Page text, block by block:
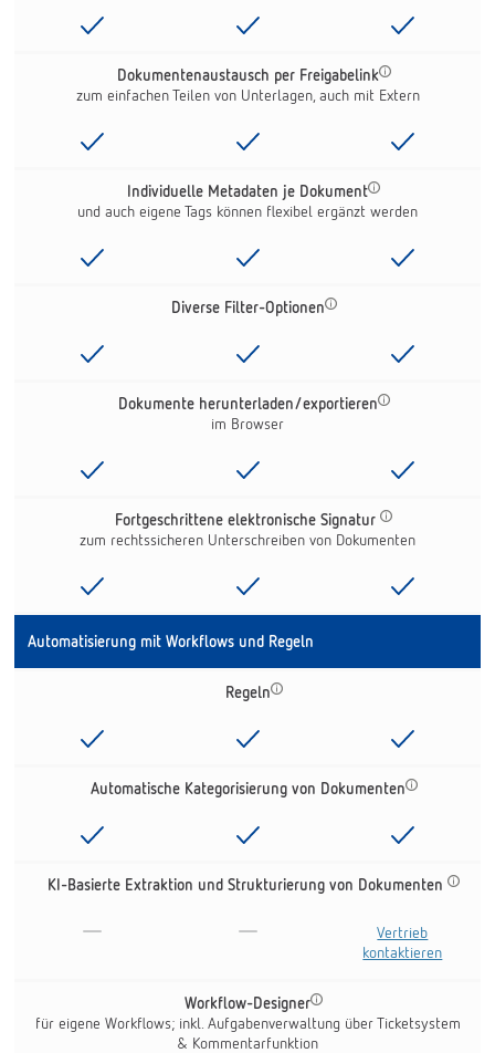
Dokumentenaustausch per Freigabelink
zum einfachen Teilen von Unterlagen, auch mit Extern
Individuelle Metadaten je Dokument
und auch eigene Tags können flexibel ergänzt werden
Diverse Filter-Optionen
Dokumente herunterladen/exportieren
im Browser
Fortgeschrittene elektronische Signatur
zum rechtssicheren Unterschreiben von Dokumenten
Automatisierung mit Workflows und Regeln
Regeln
Automatische Kategorisierung von Dokumenten
KI-Basierte Extraktion und Strukturierung von Dokumenten
Vertrieb
kontaktieren
Workflow-Designer
für eigene Workflows; inkl. Aufgabenverwaltung über Ticketsystem
& Kommentarfunktion